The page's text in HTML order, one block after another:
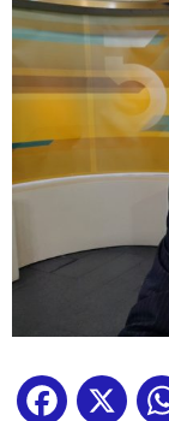
Facebook
X